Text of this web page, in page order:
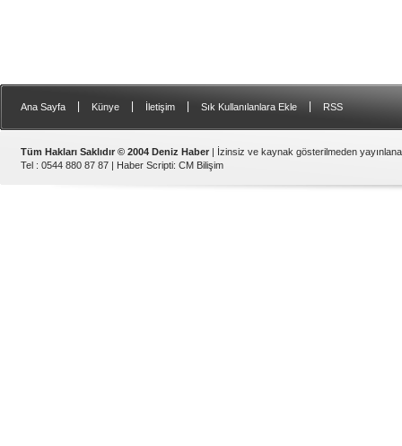
Ana Sayfa Künye İletişim Sık Kullanılanlara Ekle RSS
Tüm Hakları Saklıdır © 2004 Deniz Haber | İzinsiz ve kaynak gösterilmeden
Tel : 0544 880 87 87 | Haber Scripti: CM Bilişim